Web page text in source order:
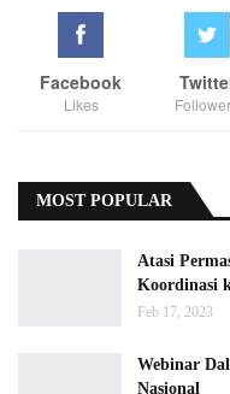
Facebook
Likes
MOST POPULAR
Atasi
Koordinasi
Feb 17, 2023
Webinar
Nasional